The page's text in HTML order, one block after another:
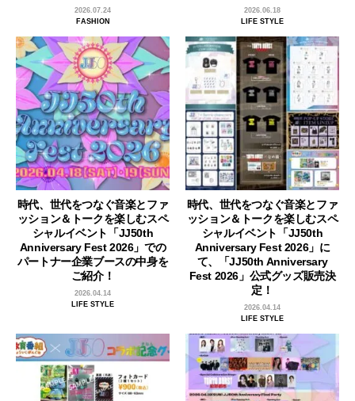
2026.07.24
FASHION
2026.06.18
LIFE STYLE
時代、世代をつなぐ音楽とファ
ッション＆トークを楽しむスペ
シャルイベント「JJ50th
Anniversary Fest 2026」での
パートナー企業ブースの中身を
ご紹介！
2026.04.14
LIFE STYLE
時代、世代をつなぐ音楽とファ
ッション＆トークを楽しむスペ
シャルイベント「JJ50th
Anniversary Fest 2026」に
て、「JJ50th Anniversary
Fest 2026」公式グッズ販売決
定！
2026.04.14
LIFE STYLE